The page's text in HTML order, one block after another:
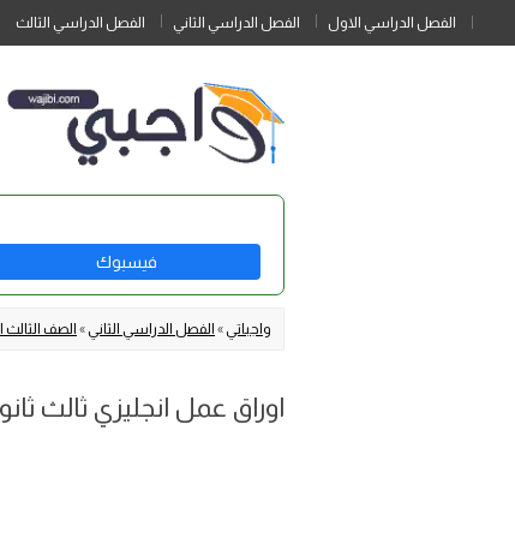
الفصل الدراسي الاول الفصل الدراسي الثاني الفصل الدراسي الثالث
فيسبوك
واجباتي » الفصل الدراسي الثاني » الصف الثالث
اوراق عمل انجليزي ثالث